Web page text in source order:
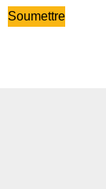
Soumettre